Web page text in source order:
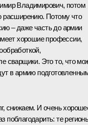
Владимирович, потом
расширению. Потому что
– даже часть до армии
хорошие профессии,
сварщики. Это то, что
в армию
снижаем. И очень
те